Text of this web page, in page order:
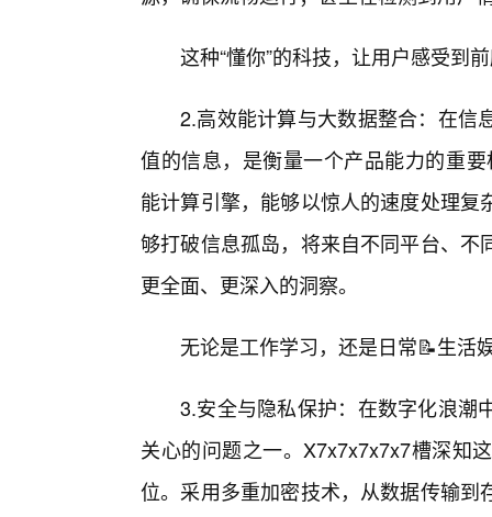
这种“懂你”的科技，让用户感受到
2.高效能计算与大数据整合：在信
值的信息，是衡量一个产品能力的重
能计算引擎，能够以惊人的速度处理
够打破信息孤岛，将来自不同平台、
更全面、更深入的洞察。
无论是工作学习，还是日常📝生活
3.安全与隐私保护：在数字化浪潮
关心的问题之一。X7x7x7x7x7槽深知
位。采用多重加密技术，从数据传输